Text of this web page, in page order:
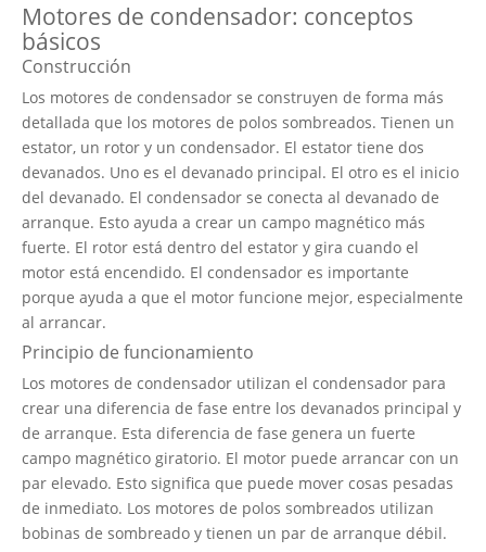
Motores de condensador: conceptos
básicos
Construcción
Los motores de condensador se construyen de forma más
detallada que los motores de polos sombreados. Tienen un
estator, un rotor y un condensador. El estator tiene dos
devanados. Uno es el devanado principal. El otro es el inicio
del devanado. El condensador se conecta al devanado de
arranque. Esto ayuda a crear un campo magnético más
fuerte. El rotor está dentro del estator y gira cuando el
motor está encendido. El condensador es importante
porque ayuda a que el motor funcione mejor, especialmente
al arrancar.
Principio de funcionamiento
Los motores de condensador utilizan el condensador para
crear una diferencia de fase entre los devanados principal y
de arranque. Esta diferencia de fase genera un fuerte
campo magnético giratorio. El motor puede arrancar con un
par elevado. Esto significa que puede mover cosas pesadas
de inmediato. Los motores de polos sombreados utilizan
bobinas de sombreado y tienen un par de arranque débil.